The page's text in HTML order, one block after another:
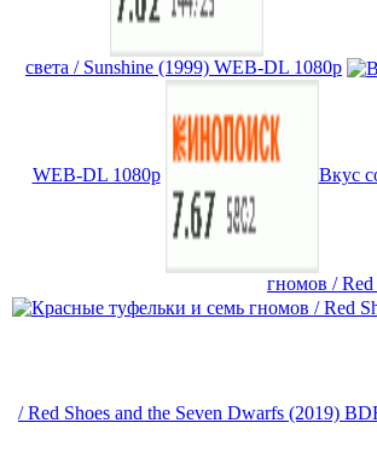
света / Sunshine (1999) WEB-DL 1080p
WEB-DL 1080p Вкус
гномов /
/ Red Shoes and the Seven Dwarfs (2019)